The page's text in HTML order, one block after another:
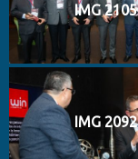
IMG 2105
IMG 2092